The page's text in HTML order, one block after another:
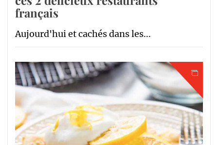
français
Aujourd'hui et cachés dans les...